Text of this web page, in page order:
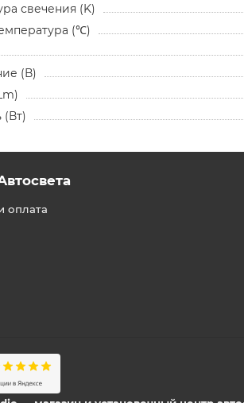
свечения (K)
(℃)
(В)
оплата